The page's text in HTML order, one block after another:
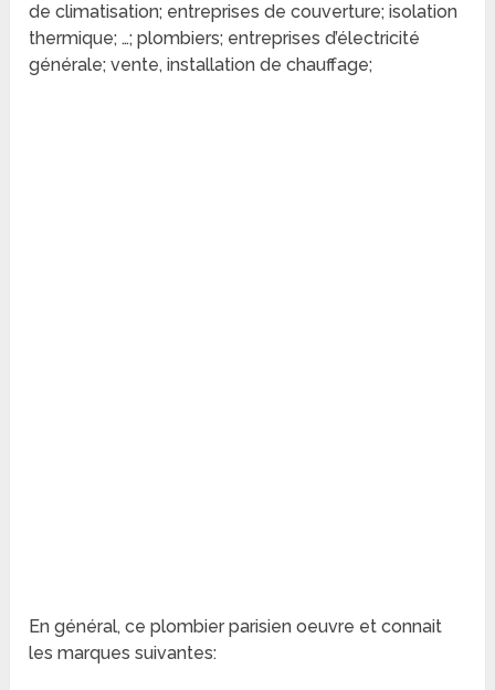
de climatisation; entreprises de couverture; isolation
thermique; …; plombiers; entreprises d’électricité
générale; vente, installation de chauffage;
En général, ce plombier parisien oeuvre et connait
les marques suivantes: